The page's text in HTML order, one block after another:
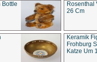
Bottle
Rosenthal
26 Cm
Keramik
Frohburg
Katze Um